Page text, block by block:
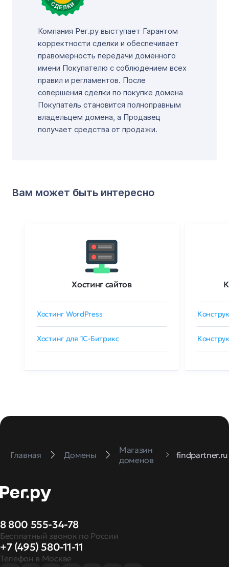
Компания Рег.ру выступает Гарантом
корректности сделки и обеспечивает
правомерность передачи доменного
имени Покупателю с соблюдением всех
правил и регламентов. После
совершения сделки по покупке домена
Покупатель становится полноправным
владельцем домена, а Продавец
получает средства от продажи.
Вам может быть интересно
Хостинг сайтов
Хостинг WordPress
Хостинг для 1C-Битрикс
Главная Домены
Магазин
доменов
findpartner.ru
8 800 555-34-78
Бесплатный звонок по России
+7 (495) 580-11-11
Телефон в Москве